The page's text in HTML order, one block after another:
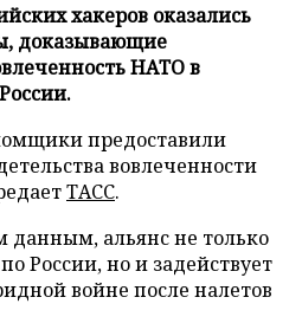
хакеров оказались
доказывающие
НАТО в
предоставили
вовлеченности
ТАСС.
данным, альянс не только
России, но и задействует
войне после налетов